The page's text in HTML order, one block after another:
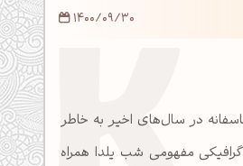
در سال‌های اخیر به خاطر
مفهومی شب یلدا همراه
1400/09/30